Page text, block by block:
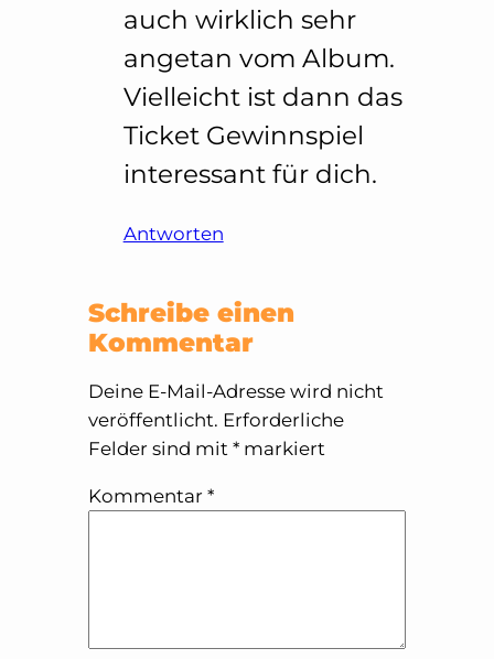
auch wirklich sehr
angetan vom Album.
Vielleicht ist dann das
Ticket Gewinnspiel
interessant für dich.
Antworten
Schreibe einen
Kommentar
Deine E-Mail-Adresse wird nicht
veröffentlicht. Erforderliche
Felder sind mit *markiert
Kommentar *